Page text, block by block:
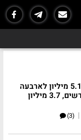
בורוכוב: 5.1 מיליון לארבעה
חדרים חדשים, 3.7 מיליון
|
(3)